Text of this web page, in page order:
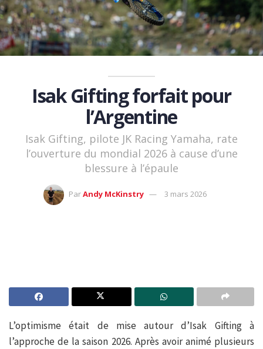
Isak Gifting forfait pour
l’Argentine
Isak Gifting, pilote JK Racing Yamaha, rate
l’ouverture du mondial 2026 à cause d’une
blessure à l’épaule
ParAndy McKinstry 3 mars 2026
L’optimisme était de mise autour d’Isak Gifting à
l’approche de la saison 2026. Après avoir animé plusieurs